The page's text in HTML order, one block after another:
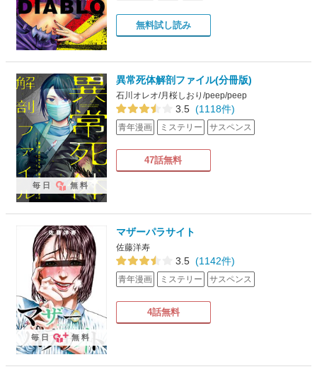
無料試し読み
異常死体解剖ファイル(分冊版)
石川オレオ/月桜しおり/peep/peep
3.5 (1118件)
青年漫画 ミステリー サスペンス
47話無料
毎日 無料
マザーパラサイト
佐藤洋寿
3.5 (1142件)
青年漫画 ミステリー サスペンス
4話無料
毎日 無料